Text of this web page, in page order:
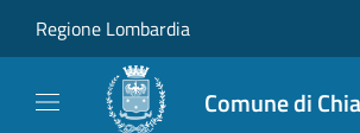
Regione Lombardia
Comune di